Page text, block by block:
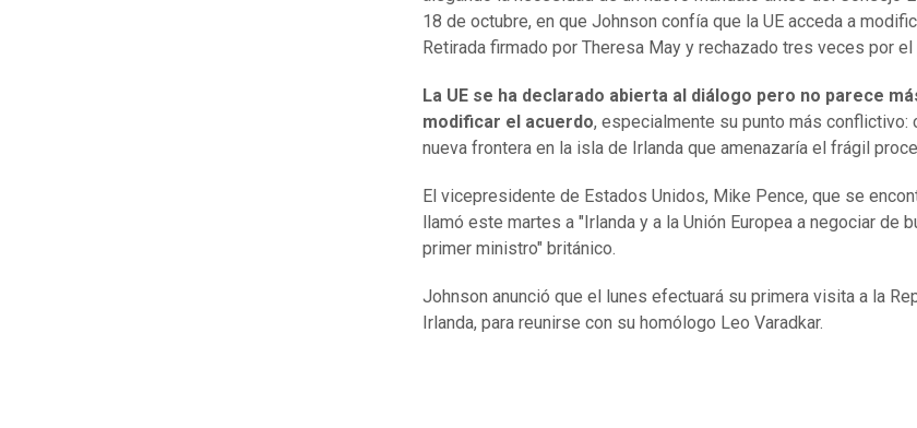
18 de octubre, en que Johnson confía que la UE acceda a
Retirada firmado por Theresa May y rechazado tres veces por el
La UE se ha declarado abierta al diálogo pero no parece
modificar el acuerdo, especialmente su punto más conflictivo:
nueva frontera en la isla de Irlanda que amenazaría el frágil
El vicepresidente de Estados Unidos, Mike Pence, que se
llamó este martes a "Irlanda y a la Unión Europea a negociar de
primer ministro" británico.
Johnson anunció que el lunes efectuará su primera visita a la
Irlanda, para reunirse con su homólogo Leo Varadkar.